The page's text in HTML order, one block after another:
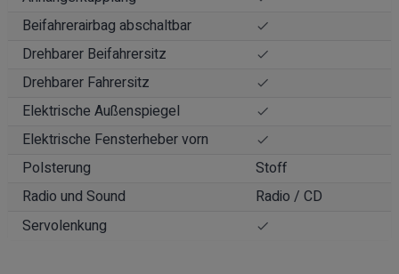
Beifahrerairbag abschaltbar
Drehbarer Beifahrersitz
Drehbarer Fahrersitz
Elektrische Außenspiegel
Elektrische Fensterheber vorn
Polsterung
Stoff
Radio und Sound
Radio / CD
Servolenkung